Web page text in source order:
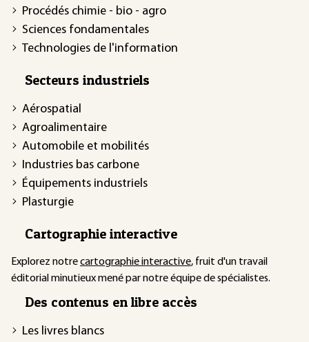
Procédés chimie - bio - agro
Sciences fondamentales
Technologies de l'information
Secteurs industriels
Aérospatial
Agroalimentaire
Automobile et mobilités
Industries bas carbone
Équipements industriels
Plasturgie
Cartographie interactive
Explorez notrecartographie interactive, fruit d'un travail
éditorial minutieux mené par notre équipe de spécialistes.
Des contenus en libre accès
Les livres blancs